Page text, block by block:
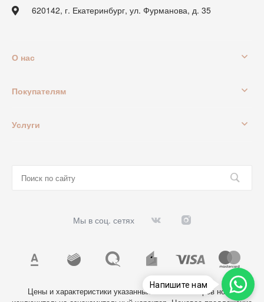
620142, г. Екатеринбург, ул. Фурманова, д. 35
О нас
Покупателям
Услуги
Мы в соц. сетях
Цены и характеристики указанных на сайте товаров носят
Напишите нам